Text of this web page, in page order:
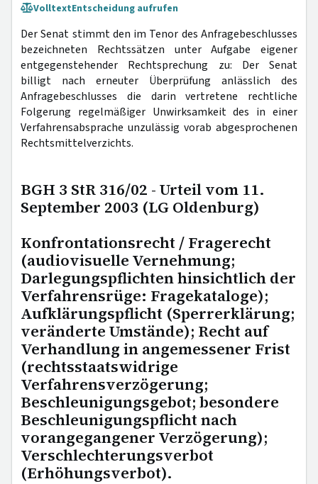
VolltextEntscheidung aufrufen
Der Senat stimmt den im Tenor des Anfragebeschlusses
bezeichneten Rechtssätzen unter Aufgabe eigener
entgegenstehender Rechtsprechung zu: Der Senat
billigt nach erneuter Überprüfung anlässlich des
Anfragebeschlusses die darin vertretene rechtliche
Folgerung regelmäßiger Unwirksamkeit des in einer
Verfahrensabsprache unzulässig vorab abgesprochenen
Rechtsmittelverzichts.
BGH 3 StR 316/02 - Urteil vom 11.
September 2003 (LG Oldenburg)
Konfrontationsrecht / Fragerecht
(audiovisuelle Vernehmung;
Darlegungspflichten hinsichtlich der
Verfahrensrüge: Fragekataloge);
Aufklärungspflicht (Sperrerklärung;
veränderte Umstände); Recht auf
Verhandlung in angemessener Frist
(rechtsstaatswidrige
Verfahrensverzögerung;
Beschleunigungsgebot; besondere
Beschleunigungspflicht nach
vorangegangener Verzögerung);
Verschlechterungsverbot
(Erhöhungsverbot).